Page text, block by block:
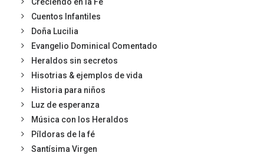
Cuentos Infantiles
Doña Lucilia
Evangelio Dominical Comentado
Heraldos sin secretos
Hisotrias & ejemplos de vida
Historia para niños
Luz de esperanza
Música con los Heraldos
Píldoras de la fé
Santísima Virgen